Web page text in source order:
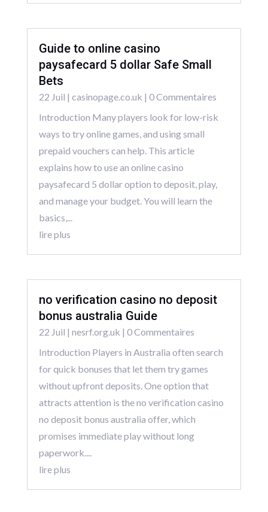
Guide to online casino
paysafecard 5 dollar Safe Small
Bets
22 Juil | casinopage.co.uk | 0 Commentaires
Introduction Many players look for low-risk
ways to try online games, and using small
prepaid vouchers can help. This article
explains how to use an online casino
paysafecard 5 dollar option to deposit, play,
and manage your budget. You will learn the
basics,...
lire plus
no verification casino no deposit
bonus australia Guide
22 Juil | nesrf.org.uk | 0 Commentaires
Introduction Players in Australia often search
for quick bonuses that let them try games
without upfront deposits. One option that
attracts attention is the no verification casino
no deposit bonus australia offer, which
promises immediate play without long
paperwork....
lire plus